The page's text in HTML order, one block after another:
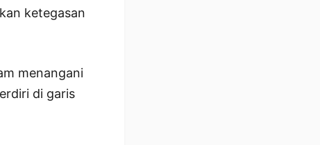
ketegasan
menangani
di garis